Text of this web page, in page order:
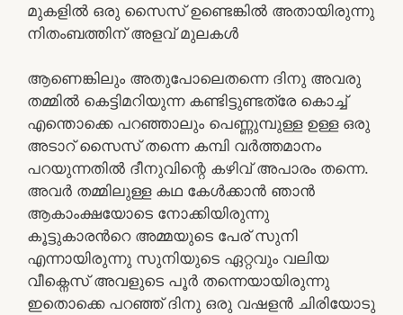
മുകളിൽ ഒരു സൈസ് ഉണ്ടെങ്കിൽ അതായിരുന്നു
നിതംബത്തിന് അളവ് മുലകൾ
ആണെങ്കിലും അതുപോലെതന്നെ ദിനു അവരു
തമ്മിൽ കെട്ടിമറിയുന്ന കണ്ടിട്ടുണ്ടത്രേ കൊച്ച്
എന്തൊക്കെ പറഞ്ഞാലും പെണ്ണുമ്പുള്ള ഉള്ള ഒരു
അടാറ് സൈസ് തന്നെ കമ്പി വർത്തമാനം
പറയുന്നതിൽ ദീനുവിന്റെ കഴിവ് അപാരം തന്നെ.
അവർ തമ്മിലുള്ള കഥ കേൾക്കാൻ ഞാൻ
ആകാംക്ഷയോടെ നോക്കിയിരുന്നു
കൂട്ടുകാരൻറെ അമ്മയുടെ പേര് സുനി
എന്നായിരുന്നു സുനിയുടെ ഏറ്റവും വലിയ
വീക്നെസ് അവളുടെ പൂർ തന്നെയായിരുന്നു
ഇതൊക്കെ പറഞ്ഞ് ദിനു ഒരു വഷളൻ ചിരിയോടു